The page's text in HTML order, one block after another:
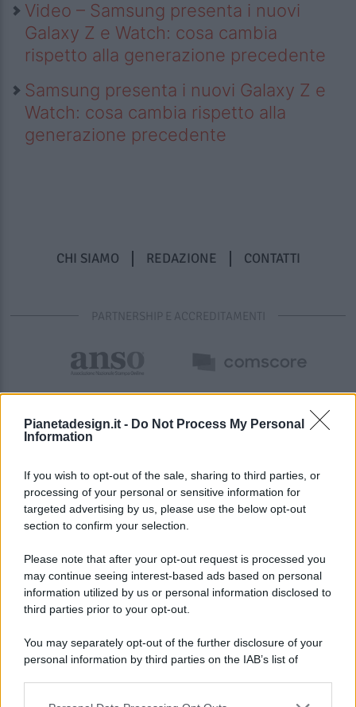
Pianetadesign.it - Do Not Process My Personal
Information
If you wish to opt-out of the sale, sharing to third parties, or
processing of your personal or sensitive information for
targeted advertising by us, please use the below opt-out
section to confirm your selection.
Please note that after your opt-out request is processed you
may continue seeing interest-based ads based on personal
information utilized by us or personal information disclosed to
third parties prior to your opt-out.
You may separately opt-out of the further disclosure of your
personal information by third parties on the IAB’s list of
Video – Samsung presenta i nuovi
Galaxy Z e Watch: cosa cambia
rispetto alla generazione precedente
Samsung presenta i nuovi Galaxy Z e
Watch: cosa cambia rispetto alla
generazione precedente
CHI SIAMO REDAZIONE CONTATTI
PARTNERSHIP E ACCREDITAMENTI
© 2026 - Pianeta Design - P.IVA 04827280654 - Testata
Registrata Al Tribunale Di Nocera Inferiore N. 8/2020 - RG N.
ISCRIZIONE AL ROC N. 35792 – ISCRITTA ALL’ANSO
(ASSOCIAZIONE NAZIONALE STAMPA ONLINE)
PREFERENZE PRIVACY